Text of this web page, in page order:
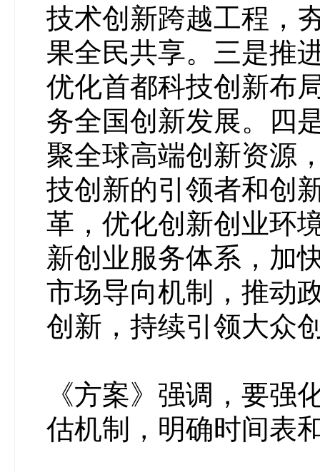
技术创新跨越工程，
果全民共享。三是推
优化首都科技创新布
务全国创新发展。四
聚全球高端创新资源
技创新的引领者和创
革，优化创新创业环
新创业服务体系，加
市场导向机制，推动
创新，持续引领大众
《方案》强调，要强
估机制，明确时间表